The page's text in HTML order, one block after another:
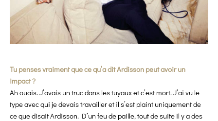
Tu penses vraiment que ce qu’a dit Ardisson peut avoir un
impact ?
Ah ouais. J’avais un truc dans les tuyaux et c’est mort. J’ai vu le
type avec qui je devais travailler et il s’est plaint uniquement de
ce que disait Ardisson. D’un feu de paille, tout de suite il y a des